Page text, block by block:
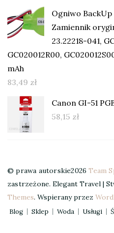
Ogniwo BackUp
Zamiennik
23.22218-041,
GC020012R00,
mAh
83,49 zł
Canon GI-51
58,15 zł
© prawa autorskie2026Team
zastrzeżone. Elegant Travel |
Themes. Wspierany przez
Blog Sklep Woda Usługi